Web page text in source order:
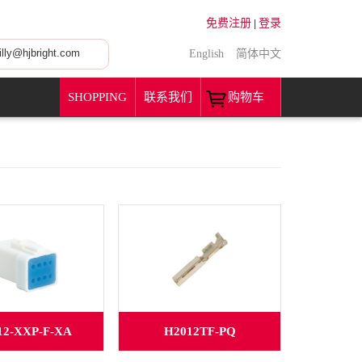
免费注册 登录
English 简体中文
购物车
联系我们
SHOPPING
XXP-F-XA H2012TF-PQ